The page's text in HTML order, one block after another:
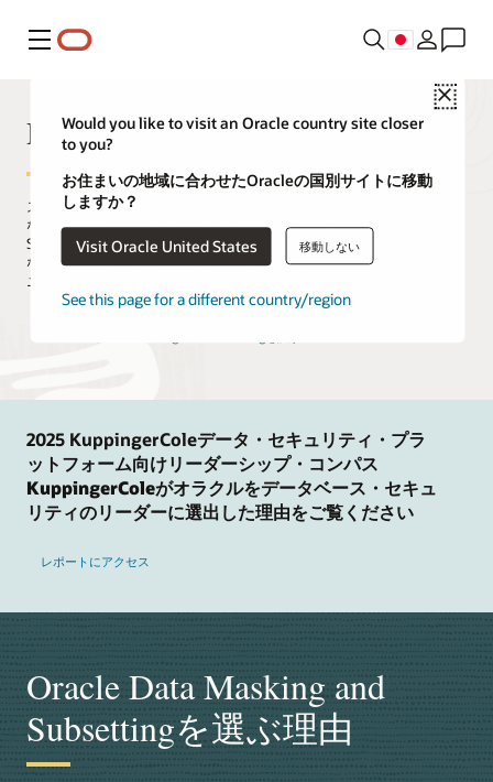
メニュー
Close
Would you like to visit an Oracle country site closer
to you?
お住まいの地域に合わせたOracleの国別サイトに移動
しますか？
Visit Oracle United States 移動しない
See this page for a different country/region
Data Masking and Subsetting
ストレージコストを最小限に抑えながら、リスクを増大させること
なくデータの価値を引き出します。Oracle Data Masking and
Subsettingは、テスト、開発、パートナーの各環境を含め、さまざま
なシナリオに対応して安全で費用対効果の高いデータ・プロビジョ
ニングを組織が実現するのに役立ちます。
2025 KuppingerColeデータ・セキュリティ・プラ
ットフォーム向けリーダーシップ・コンパス
KuppingerColeがオラクルをデータベース・セキュ
リティのリーダーに選出した理由をご覧ください
レポートにアクセス
Oracle Data Masking and
Subsettingを選ぶ理由